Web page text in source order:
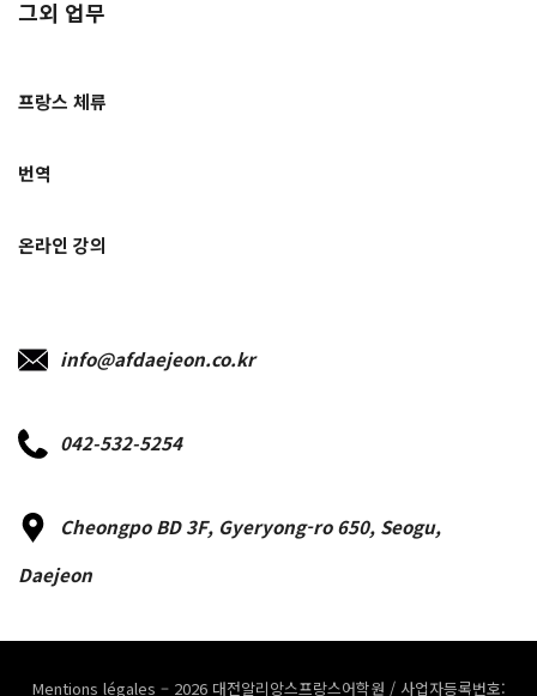
그외 업무
프랑스 체류
번역
온라인 강의
info@afdaejeon.co.kr
042-532-5254
Cheongpo BD 3F, Gyeryong-ro 650, Seogu,
Daejeon
Mentions légales – 2026 대전알리앙스프랑스어학원 / 사업자등록번호: